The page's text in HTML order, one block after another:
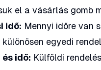
el a vásárlás gomb
idő: Mennyi időre van
egyedi
idő: Külföldi